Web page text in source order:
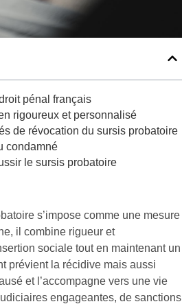
pénal français
rigoureux et personnalisé
de révocation du sursis probatoire
condamné
le sursis probatoire
s’impose comme une mesure
il combine rigueur et
sociale tout en maintenant un
prévient la récidive mais aussi
et l’accompagne vers une vie
engageantes, de sanctions